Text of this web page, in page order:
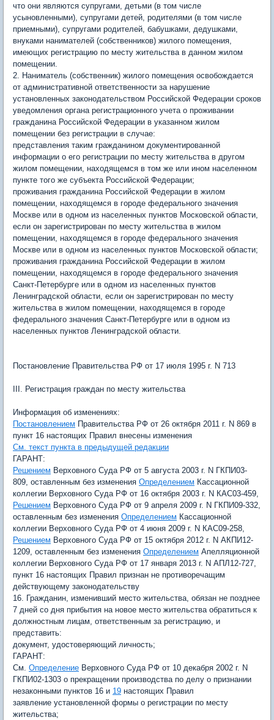
что они являются супругами, детьми (в том числе
усыновленными), супругами детей, родителями (в том числе
приемными), супругами родителей, бабушками, дедушками,
внуками нанимателей (собственников) жилого помещения,
имеющих регистрацию по месту жительства в данном жилом
помещении.
2. Наниматель (собственник) жилого помещения освобождается
от административной ответственности за нарушение
установленных законодательством Российской Федерации сроков
уведомления органа регистрационного учета о проживании
гражданина Российской Федерации в указанном жилом
помещении без регистрации в случае:
представления таким гражданином документированной
информации о его регистрации по месту жительства в другом
жилом помещении, находящемся в том же или ином населенном
пункте того же субъекта Российской Федерации;
проживания гражданина Российской Федерации в жилом
помещении, находящемся в городе федерального значения
Москве или в одном из населенных пунктов Московской области,
если он зарегистрирован по месту жительства в жилом
помещении, находящемся в городе федерального значения
Москве или в одном из населенных пунктов Московской области;
проживания гражданина Российской Федерации в жилом
помещении, находящемся в городе федерального значения
Санкт-Петербурге или в одном из населенных пунктов
Ленинградской области, если он зарегистрирован по месту
жительства в жилом помещении, находящемся в городе
федерального значения Санкт-Петербурге или в одном из
населенных пунктов Ленинградской области.
Постановление Правительства РФ от 17 июля 1995 г. N 713
III. Регистрация граждан по месту жительства
Информация об изменениях:
Постановлением Правительства РФ от 26 октября 2011 г. N 869 в
пункт 16 настоящих Правил внесены изменения
См. текст пункта в предыдущей редакции
ГАРАНТ:
Решением Верховного Суда РФ от 5 августа 2003 г. N ГКПИ03-
809, оставленным без изменения Определением Кассационной
коллегии Верховного Суда РФ от 16 октября 2003 г. N КАС03-459,
Решением Верховного Суда РФ от 9 апреля 2009 г. N ГКПИ09-332,
оставленным без изменения Определением Кассационной
коллегии Верховного Суда РФ от 4 июня 2009 г. N КАС09-258,
Решением Верховного Суда РФ от 15 октября 2012 г. N АКПИ12-
1209, оставленным без изменения Определением Апелляционной
коллегии Верховного Суда РФ от 17 января 2013 г. N АПЛ12-727,
пункт 16 настоящих Правил признан не противоречащим
действующему законодательству
16. Гражданин, изменивший место жительства, обязан не позднее
7 дней со дня прибытия на новое место жительства обратиться к
должностным лицам, ответственным за регистрацию, и
представить:
документ, удостоверяющий личность;
ГАРАНТ:
См. Определение Верховного Суда РФ от 10 декабря 2002 г. N
ГКПИ02-1303 о прекращении производства по делу о признании
незаконными пунктов 16 и 19 настоящих Правил
заявление установленной формы о регистрации по месту
жительства;